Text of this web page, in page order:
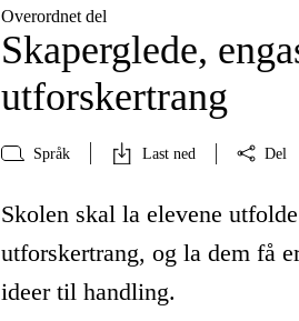
Overordnet del
Skaperglede,
utforskertrang
Språk Last ned Del
Skolen skal la elevene
utforskertrang, og la dem få
ideer til handling.